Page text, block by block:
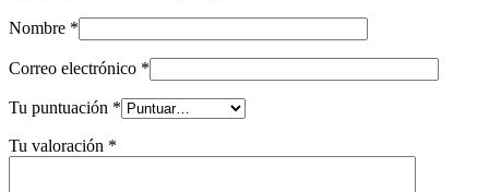
Nombre *
Correo electrónico *
Tu puntuación *
Tu valoración *